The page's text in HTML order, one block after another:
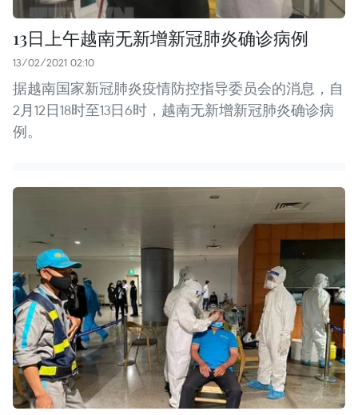
13日上午越南无新增新冠肺炎确诊病例
13/02/2021 02:10
据越南国家新冠肺炎疫情防控指导委员会的消息，自
2月12日18时至13日6时，越南无新增新冠肺炎确诊病
例。